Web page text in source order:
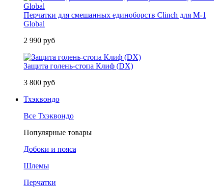
Перчатки для смешанных единоборств Clinch для M-1
Global
2 990 руб
Защита голень-стопа Клиф (DX)
3 800 руб
Тхэквондо
Все Тхэквондо
Популярные товары
Добоки и пояса
Шлемы
Перчатки